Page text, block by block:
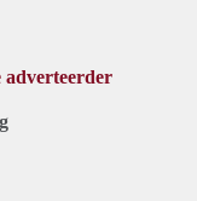
adverteerder